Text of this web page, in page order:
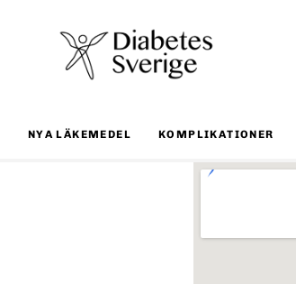
NYA LÄKEMEDEL KOMPLIKATIONER